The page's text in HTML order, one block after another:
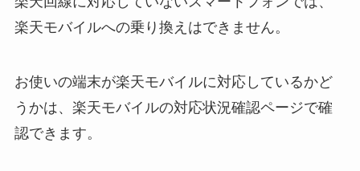
楽天モバイルへの乗り換えはできません。
お使いの端末が楽天モバイルに対応しているかど
うかは、楽天モバイルの対応状況確認ページで確
認できます。